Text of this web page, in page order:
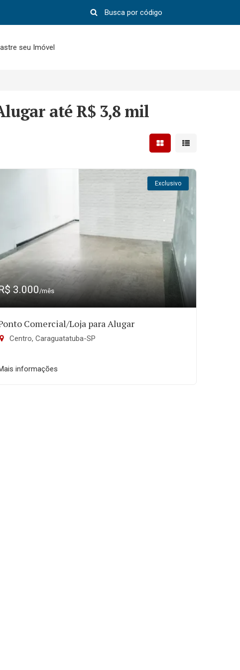
seu Imóvel
até R$ 3,8 mil
Mostrar resultados em
Mostrar
Exclusivo
3.000/mês
Comercial/Loja para Alugar
Centro, Caraguatatuba-SP
informações